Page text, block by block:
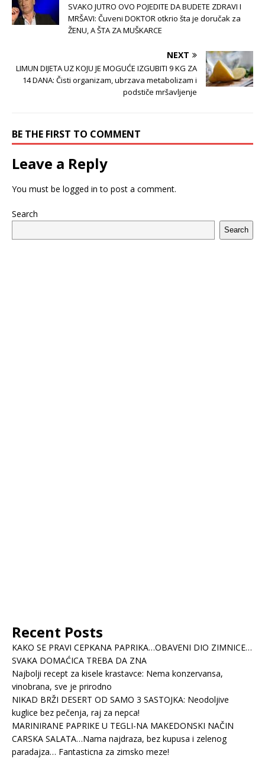
SVAKO JUTRO OVO POJEDITE DA BUDETE ZDRAVI I
MRŠAVI: Čuveni DOKTOR otkrio šta je doručak za
ŽENU, A ŠTA ZA MUŠKARCE
NEXT
LIMUN DIJETA UZ KOJU JE MOGUĆE IZGUBITI 9 KG ZA
14 DANA: Čisti organizam, ubrzava metabolizam i
podstiče mršavljenje
BE THE FIRST TO COMMENT
Leave a Reply
You must be logged in to post a comment.
Search
Search
Recent Posts
KAKO SE PRAVI CEPKANA PAPRIKA…OBAVENI DIO ZIMNICE…
SVAKA DOMAĆICA TREBA DA ZNA
Najbolji recept za kisele krastavce: Nema konzervansa,
vinobrana, sve je prirodno
NIKAD BRŽI DESERT OD SAMO 3 SASTOJKA: Neodoljive
kuglice bez pečenja, raj za nepca!
MARINIRANE PAPRIKE U TEGLI-NA MAKEDONSKI NAČIN
CARSKA SALATA…Nama najdraza, bez kupusa i zelenog
paradajza… Fantasticna za zimsko meze!